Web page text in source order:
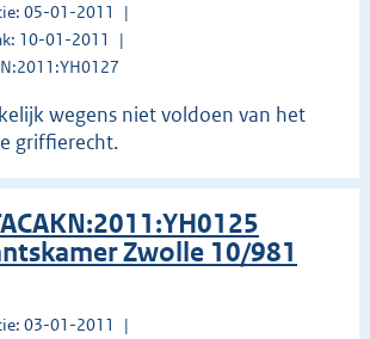
05-01-2011
10-01-2011
wegens niet voldoen van het
griffierecht.
Zwolle 10/981
03-01-2011